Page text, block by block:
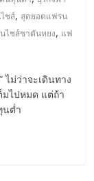
ชส์, สุดยอดแฟรน
ไชส์ชาตันหยง, แฟ
ไม่ว่าจะเดินทาง
มไปหมด แต่ถ้า
นต่ำ